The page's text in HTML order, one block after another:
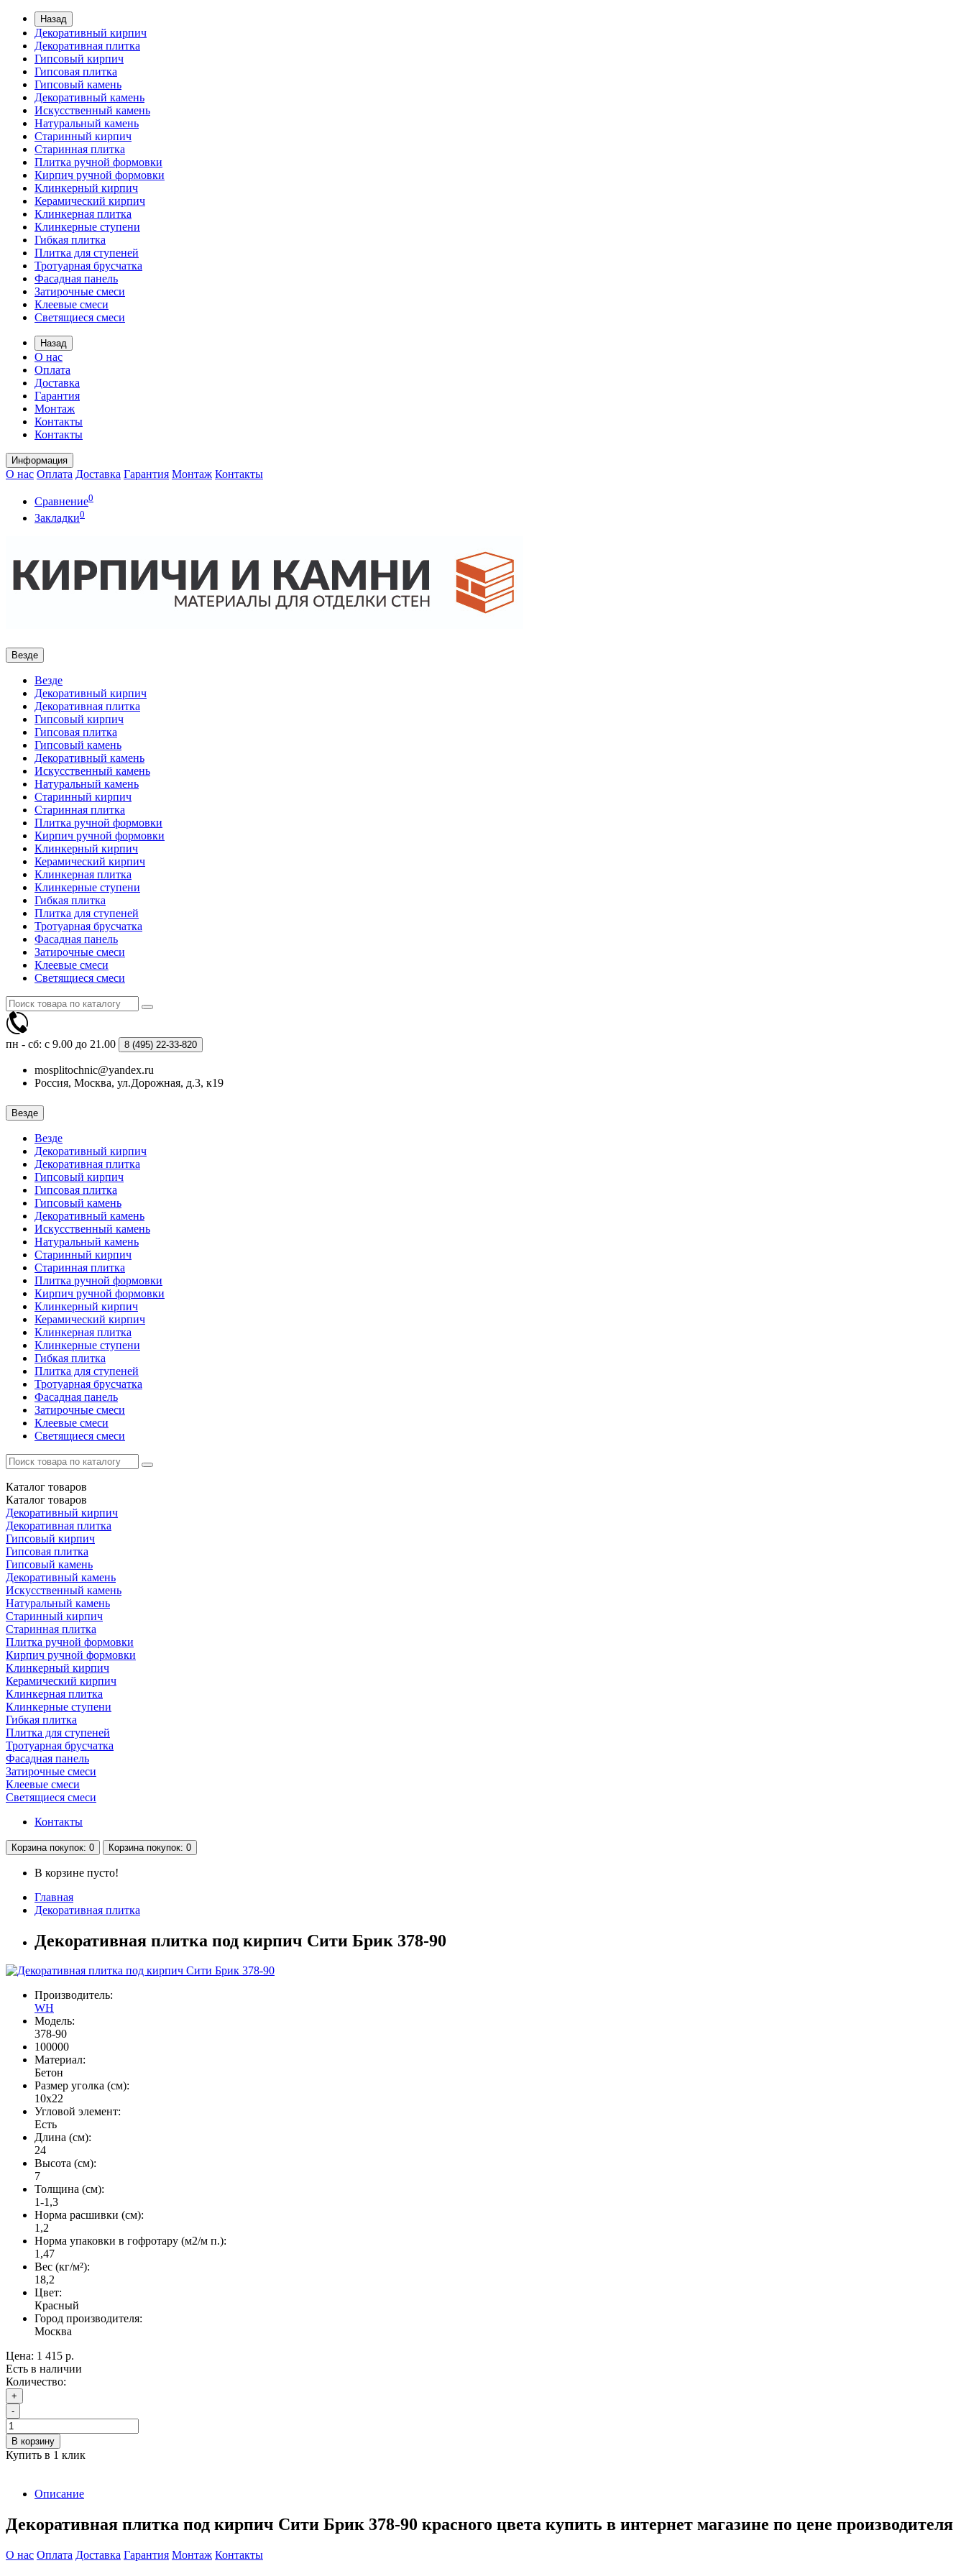
Назад
Декоративный кирпич
Декоративная плитка
Гипсовый кирпич
Гипсовая плитка
Гипсовый камень
Декоративный камень
Искусственный камень
Натуральный камень
Старинный кирпич
Старинная плитка
Плитка ручной формовки
Кирпич ручной формовки
Клинкерный кирпич
Керамический кирпич
Клинкерная плитка
Клинкерные ступени
Гибкая плитка
Плитка для ступеней
Тротуарная брусчатка
Фасадная панель
Затирочные смеси
Клеевые смеси
Светящиеся смеси
Назад
О нас
Оплата
Доставка
Гарантия
Монтаж
Контакты
Контакты
Информация
О нас Оплата Доставка Гарантия Монтаж Контакты
Сравнение0
Закладки0
Везде
Везде
Декоративный кирпич
Декоративная плитка
Гипсовый кирпич
Гипсовая плитка
Гипсовый камень
Декоративный камень
Искусственный камень
Натуральный камень
Старинный кирпич
Старинная плитка
Плитка ручной формовки
Кирпич ручной формовки
Клинкерный кирпич
Керамический кирпич
Клинкерная плитка
Клинкерные ступени
Гибкая плитка
Плитка для ступеней
Тротуарная брусчатка
Фасадная панель
Затирочные смеси
Клеевые смеси
Светящиеся смеси
пн - сб: с 9.00 до 21.00 8 (495) 22-33-820
mosplitochnic@yandex.ru
Россия, Москва, ул.Дорожная, д.3, к19
Везде
Везде
Декоративный кирпич
Декоративная плитка
Гипсовый кирпич
Гипсовая плитка
Гипсовый камень
Декоративный камень
Искусственный камень
Натуральный камень
Старинный кирпич
Старинная плитка
Плитка ручной формовки
Кирпич ручной формовки
Клинкерный кирпич
Керамический кирпич
Клинкерная плитка
Клинкерные ступени
Гибкая плитка
Плитка для ступеней
Тротуарная брусчатка
Фасадная панель
Затирочные смеси
Клеевые смеси
Светящиеся смеси
Каталог товаров
Каталог товаров
Декоративный кирпич
Декоративная плитка
Гипсовый кирпич
Гипсовая плитка
Гипсовый камень
Декоративный камень
Искусственный камень
Натуральный камень
Старинный кирпич
Старинная плитка
Плитка ручной формовки
Кирпич ручной формовки
Клинкерный кирпич
Керамический кирпич
Клинкерная плитка
Клинкерные ступени
Гибкая плитка
Плитка для ступеней
Тротуарная брусчатка
Фасадная панель
Затирочные смеси
Клеевые смеси
Светящиеся смеси
Контакты
Корзина покупок: 0 Корзина покупок: 0
В корзине пусто!
Главная
Декоративная плитка
Декоративная плитка под кирпич Сити Брик 378-90
Производитель:
WH
Модель:
378-90
100000
Материал:
Бетон
Размер уголка (см):
10х22
Угловой элемент:
Есть
Длина (см):
24
Высота (см):
7
Толщина (см):
1-1,3
Норма расшивки (см):
1,2
Норма упаковки в гофротару (м2/м п.):
1,47
Вес (кг/м²):
18,2
Цвет:
Красный
Город производителя:
Москва
Цена: 1 415 р.
Есть в наличии
Количество:
+
-
В корзину
Купить в 1 клик
Описание
Декоративная плитка под кирпич Сити Брик 378-90 красного цвета купить в интернет магазине по цене производителя
О нас Оплата Доставка Гарантия Монтаж Контакты